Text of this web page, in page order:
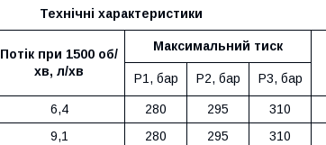
Технічні характеристики
Потік при 1500 об/
хв, л/хв
Максимальний тиск
Р1, бар Р2, бар Р3, бар
6,4 280 295 310
9,1 280 295 310